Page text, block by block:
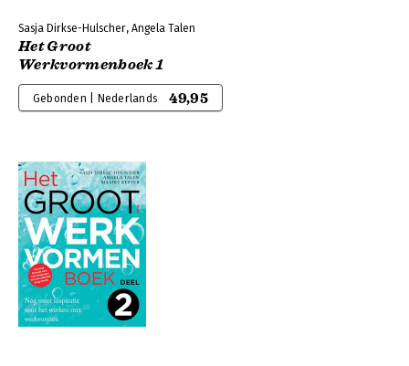
Sasja Dirkse-Hulscher, Angela Talen
Het Groot
Werkvormenboek 1
Gebonden | Nederlands 49,95